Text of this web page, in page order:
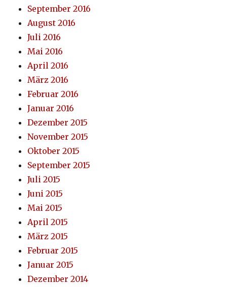
September 2016
August 2016
Juli 2016
Mai 2016
April 2016
März 2016
Februar 2016
Januar 2016
Dezember 2015
November 2015
Oktober 2015
September 2015
Juli 2015
Juni 2015
Mai 2015
April 2015
März 2015
Februar 2015
Januar 2015
Dezember 2014